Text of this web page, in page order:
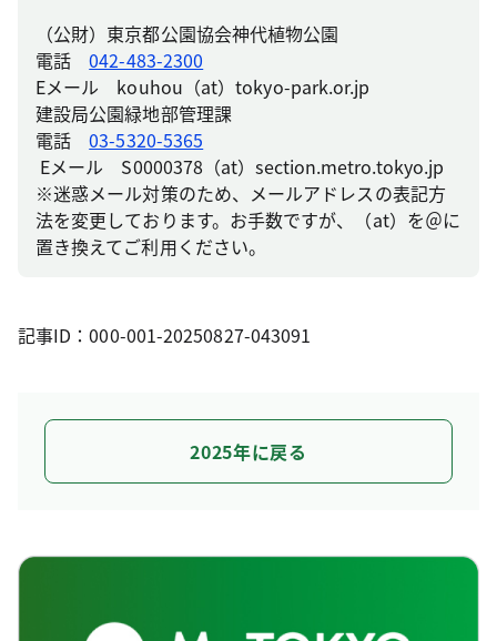
（公財）東京都公園協会神代植物公園
電話042-483-2300
Eメール kouhou（at）tokyo-park.or.jp
建設局公園緑地部管理課
電話03-5320-5365
Eメール S0000378（at）section.metro.tokyo.jp
※迷惑メール対策のため、メールアドレスの表記方
法を変更しております。お手数ですが、（at）を＠に
置き換えてご利用ください。
記事ID：000-001-20250827-043091
2025年に戻る